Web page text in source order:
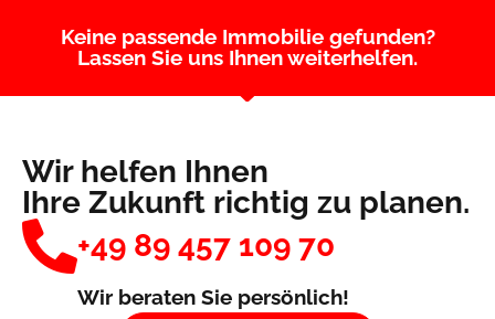
Keine passende Immobilie gefunden?
Lassen Sie uns Ihnen weiterhelfen.
Wir helfen Ihnen
Ihre Zukunft richtig zu planen.
+49 89 457 109 70
Wir beraten Sie persönlich!